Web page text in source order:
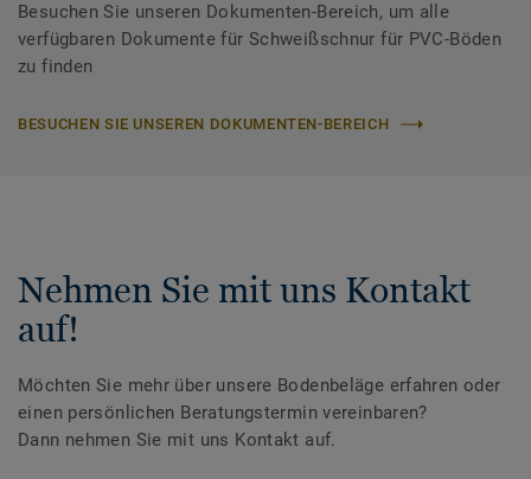
Besuchen Sie unseren Dokumenten-Bereich, um alle
verfügbaren Dokumente für Schweißschnur für PVC-Böden
zu finden
BESUCHEN SIE UNSEREN DOKUMENTEN-BEREICH
Nehmen Sie mit uns Kontakt
auf!
Möchten Sie mehr über unsere Bodenbeläge erfahren oder
einen persönlichen Beratungstermin vereinbaren?
Dann nehmen Sie mit uns Kontakt auf.